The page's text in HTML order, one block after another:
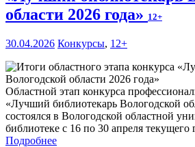
области 2026 года» 12+
30.04.2026 Конкурсы, 12+
Областной этап конкурса
«Лучший библиотекарь Вологодской
состоялся в Вологодской областной
библиотеке с 16 по 30 апреля текущего
Подробнее